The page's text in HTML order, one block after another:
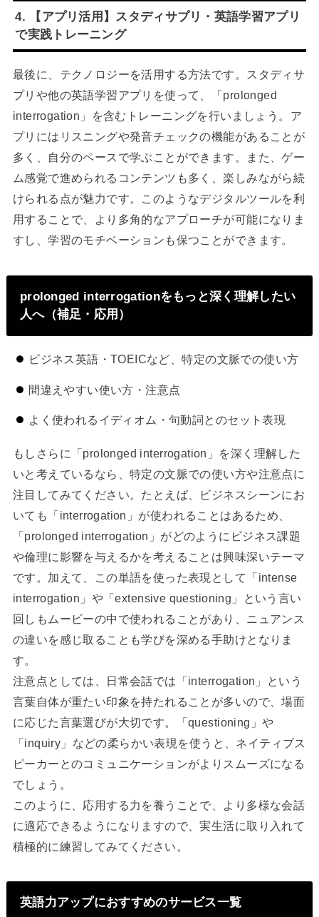
4. 【アプリ活用】スタディサプリ・英語学習アプリ
で実践トレーニング
最後に、テクノロジーを活用する方法です。スタディサ
プリや他の英語学習アプリを使って、「prolonged
interrogation」を含むトレーニングを行いましょう。ア
プリにはリスニングや発音チェックの機能があることが
多く、自分のペースで学ぶことができます。また、ゲー
ム感覚で進められるコンテンツも多く、楽しみながら続
けられる点が魅力です。このようなデジタルツールを利
用することで、より多角的なアプローチが可能になりま
すし、学習のモチベーションも保つことができます。
prolonged interrogationをもっと深く理解したい
人へ（補足・応用）
ビジネス英語・TOEICなど、特定の文脈での使い方
間違えやすい使い方・注意点
よく使われるイディオム・句動詞とのセット表現
もしさらに「prolonged interrogation」を深く理解した
いと考えているなら、特定の文脈での使い方や注意点に
注目してみてください。たとえば、ビジネスシーンにお
いても「interrogation」が使われることはあるため、
「prolonged interrogation」がどのようにビジネス課題
や倫理に影響を与えるかを考えることは興味深いテーマ
です。加えて、この単語を使った表現として「intense
interrogation」や「extensive questioning」という言い
回しもムービーの中で使われることがあり、ニュアンス
の違いを感じ取ることも学びを深める手助けとなりま
す。
注意点としては、日常会話では「interrogation」という
言葉自体が重たい印象を持たれることが多いので、場面
に応じた言葉選びが大切です。「questioning」や
「inquiry」などの柔らかい表現を使うと、ネイティブス
ピーカーとのコミュニケーションがよりスムーズになる
でしょう。
このように、応用する力を養うことで、より多様な会話
に適応できるようになりますので、実生活に取り入れて
積極的に練習してみてください。
英語力アップにおすすめのサービス一覧